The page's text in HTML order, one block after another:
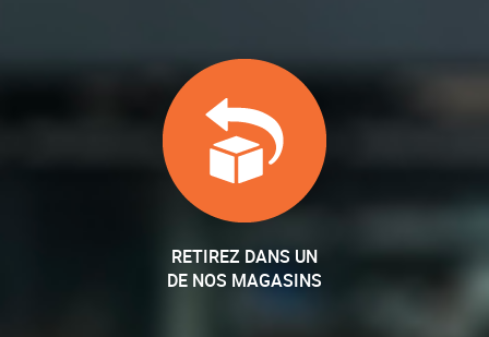
RETIREZ DANS UN
DE NOS MAGASINS